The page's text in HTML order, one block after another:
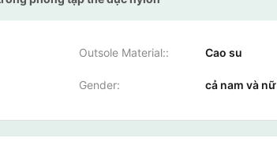
Outsole Material:: Cao su
Gender: cả nam và nữ